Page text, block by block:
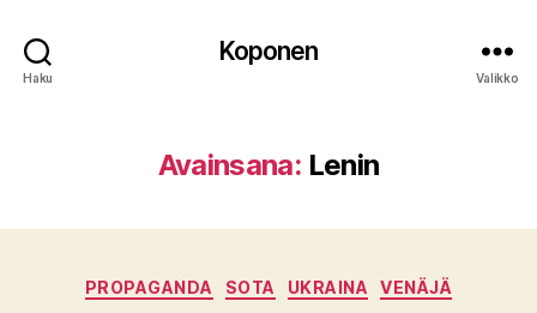
Haku
Koponen
Valikko
Avainsana: Lenin
Kategoriat
PROPAGANDA SOTA UKRAINA VENÄJÄ